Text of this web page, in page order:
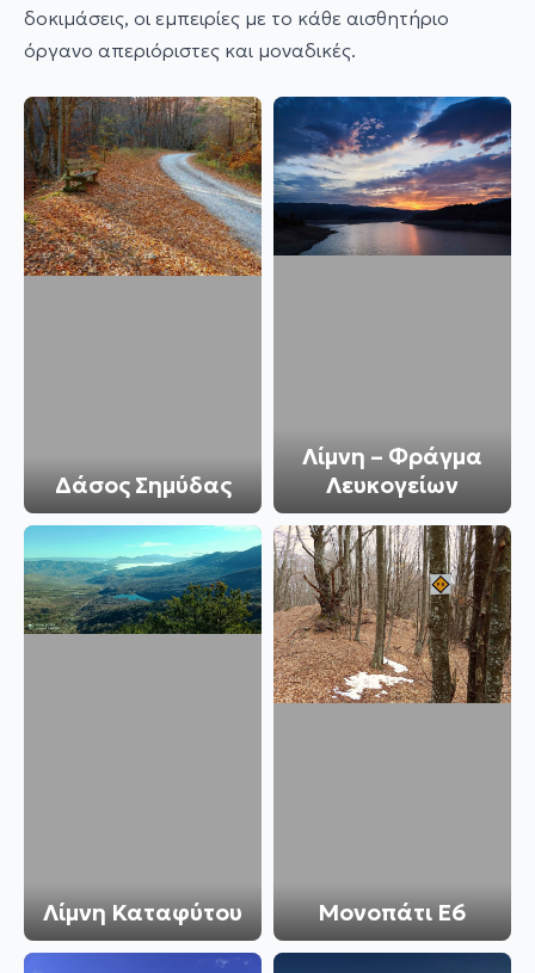
δοκιμάσεις, οι εμπειρίες με το κάθε αισθητήριο
όργανο απεριόριστες και μοναδικές.
Δάσος Σημύδας
Λίμνη – Φράγμα
Λευκογείων
Λίμνη Καταφύτου Μονοπάτι Ε6